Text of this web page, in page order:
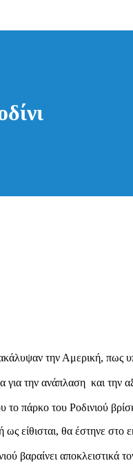
την Αμερική, πως
την ανάπλαση και την
του Ροδινιού
είθισται, θα έστηνε
βαραίνει αποκλειστικά